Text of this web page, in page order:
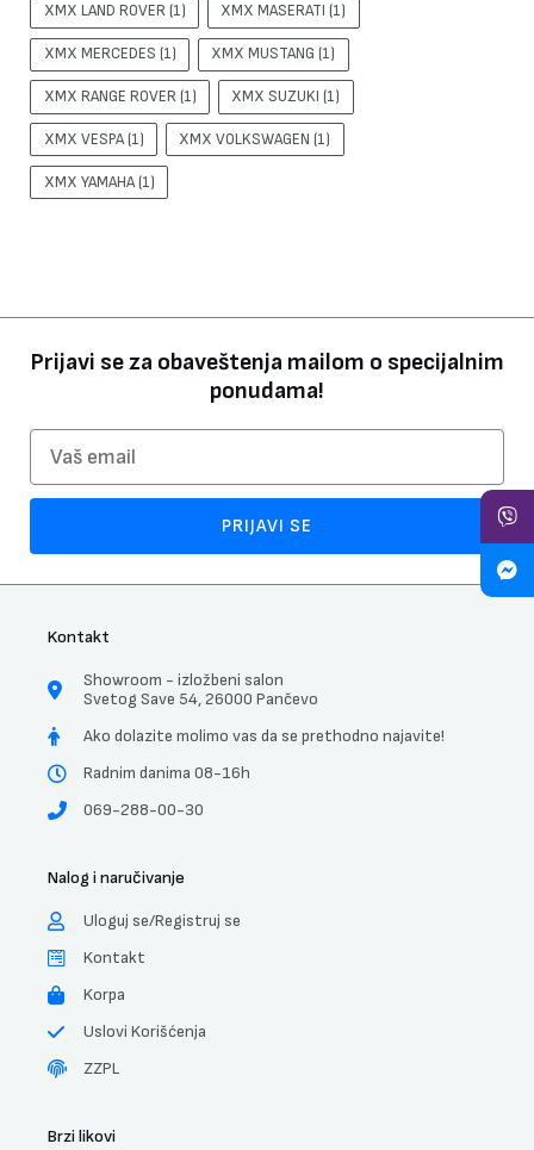
XMX LAND ROVER (1) XMX MASERATI (1)
XMX MERCEDES (1) XMX MUSTANG (1)
XMX RANGE ROVER (1) XMX SUZUKI (1)
XMX VESPA (1) XMX VOLKSWAGEN (1)
XMX YAMAHA (1)
Prijavi se za obaveštenja mailom o specijalnim
ponudama!
PRIJAVI SE
Kontakt
Showroom - izložbeni salon
Svetog Save 54, 26000 Pančevo
Ako dolazite molimo vas da se prethodno najavite!
Radnim danima 08-16h
069-288-00-30
Nalog i naručivanje
Uloguj se/Registruj se
Kontakt
Korpa
Uslovi Korišćenja
ZZPL
Brzi likovi